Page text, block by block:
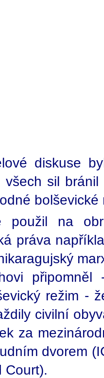
diskuse
všech sil
použil na
práva
režim -
civilní
za
dvorem
Court).